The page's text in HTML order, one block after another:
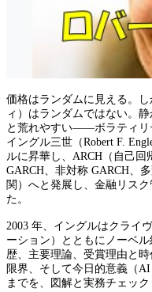
価格はランダムに見える。
ィ）はランダムではない。
と荒れやすい——ボラティリ
イングル三世（Robert F.
ルに昇華し、ARCH（自己
GARCH、非対称 GARCH、
関）へと発展し、金融リス
た。
2003 年、イングルはクライ
ーション）とともにノーベ
歴、主要理論、受賞理由と
限界、そして今日的意義（
までを、図解と実務チェッ